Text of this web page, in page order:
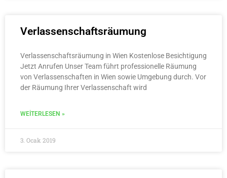
Verlassenschaftsräumung
Verlassenschaftsräumung in Wien Kostenlose Besichtigung
Jetzt Anrufen Unser Team führt professionelle Räumung
von Verlassenschaften in Wien sowie Umgebung durch. Vor
der Räumung Ihrer Verlassenschaft wird
WEITERLESEN »
3. Ocak 2019